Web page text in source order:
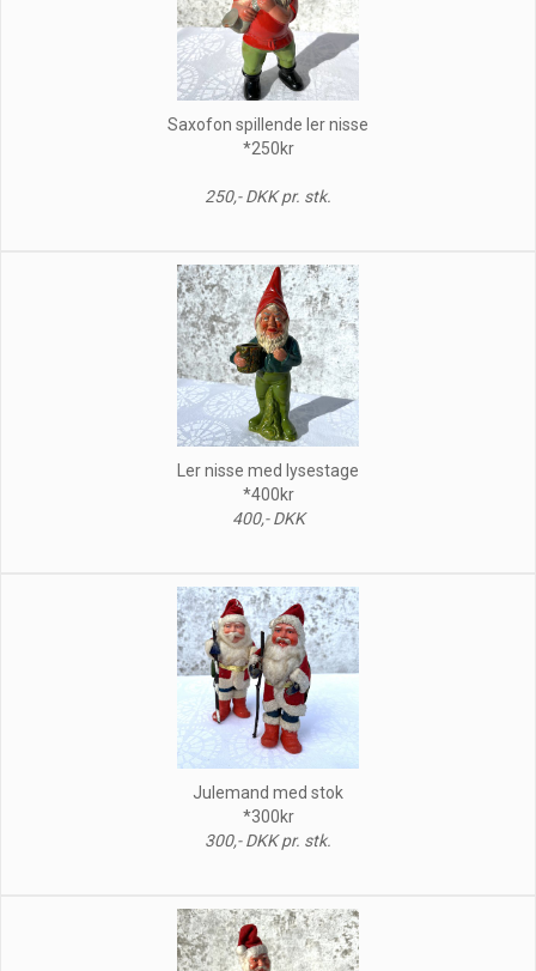
Saxofon spillende ler nisse
*250kr
250,- DKK pr. stk.
Ler nisse med lysestage
*400kr
400,- DKK
Julemand med stok
*300kr
300,- DKK pr. stk.